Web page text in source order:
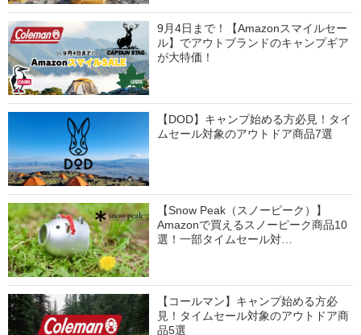
9月4日まで！【Amazonスマイルセー
ル】でアウトブランドのキャンプギア
が大特価！
【DOD】キャンプ始める方必見！タイ
ムセール対象のアウトドア商品7選
【Snow Peak（スノーピーク）】
Amazonで買えるスノーピーク商品10
選！一部タイムセール対…
【コールマン】キャンプ始める方必
見！タイムセール対象のアウトドア商
品5選